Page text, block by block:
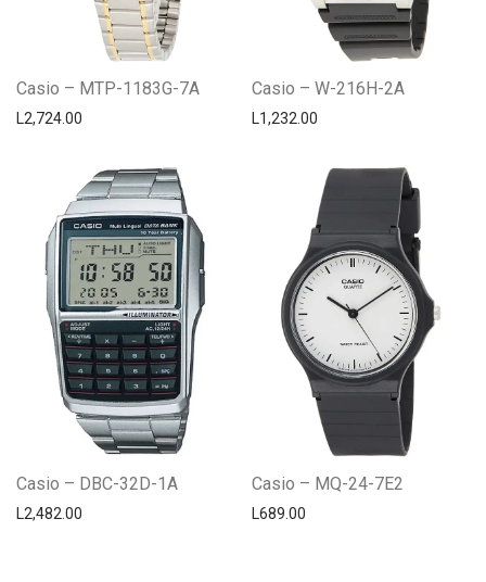
Casio – MTP-1183G-7A
L2,724.00
Casio – W-216H-2A
L1,232.00
Casio – DBC-32D-1A
L2,482.00
Casio – MQ-24-7E2
L689.00